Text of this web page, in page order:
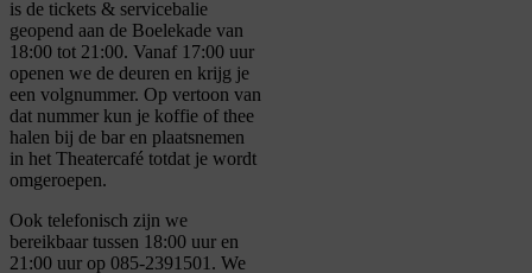
is de tickets & servicebalie
geopend aan de Boelekade van
18:00 tot 21:00. Vanaf 17:00 uur
openen we de deuren en krijg je
een volgnummer. Op vertoon van
dat nummer kun je koffie of thee
halen bij de bar en plaatsnemen
in het Theatercafé totdat je wordt
omgeroepen.
Ook telefonisch zijn we
bereikbaar tussen 18:00 uur en
21:00 uur op 085-2391501. We